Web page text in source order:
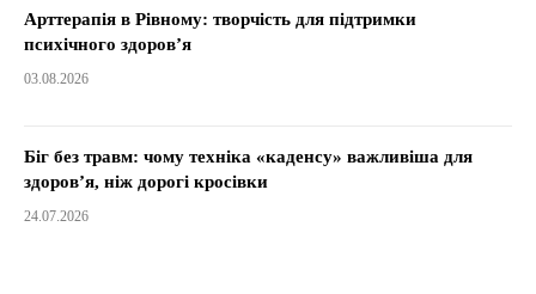
Арттерапія в Рівному: творчість для підтримки
психічного здоров’я
03.08.2026
Біг без травм: чому техніка «каденсу» важливіша для
здоров’я, ніж дорогі кросівки
24.07.2026